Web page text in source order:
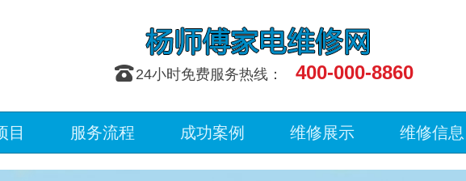
󰇯 24小时免费服务热线： 400-000-8860
目 服务流程 成功案例 维修展示 维修信息